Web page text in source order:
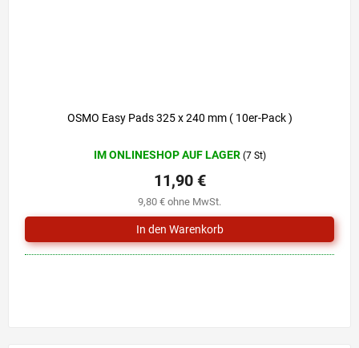
OSMO Easy Pads 325 x 240 mm ( 10er-Pack )
IM ONLINESHOP AUF LAGER (7 St)
9,80 € ohne MwSt.
11,90 €